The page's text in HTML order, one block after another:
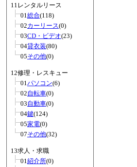
11レンタルリース
01総合(118)
02カーリース(0)
03CD・ビデオ(23)
04貸衣装(80)
05その他(0)
12修理・レスキュー
01パソコン(6)
02自転車(0)
03自動車(0)
04鍵(124)
05家電(0)
07その他(32)
13求人・求職
01紹介所(0)